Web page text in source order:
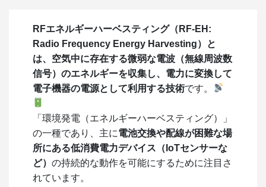
RFエネルギーハーベスティング（RF-EH:
Radio Frequency Energy Harvesting）と
は、空気中に存在する微弱な電波（無線周波数
信号）のエネルギーを収集し、電力に変換して
電子機器の電源として利用する技術です。
「環境発電（エネルギーハーベスティング）」
の一種であり、主に電池交換や配線が困難な場
所にある低消費電力デバイス（IoTセンサーな
ど） の持続的な動作を可能にするために注目さ
れています。